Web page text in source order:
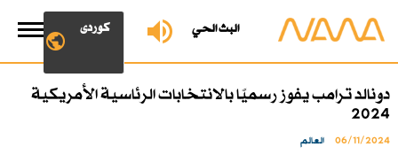
البث الحي کوردی
دونالد ترامب يفوز رسميًا بالانتخابات الرئاسية الأمريكية
2024
06/11/2024 العالم